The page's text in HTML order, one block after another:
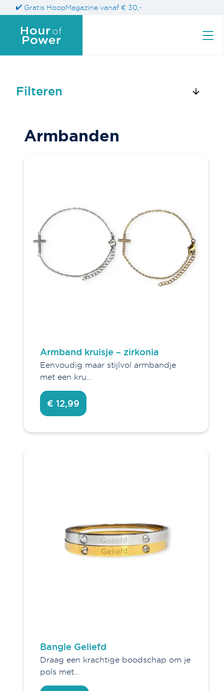
Gratis HoopMagazine vanaf € 30,-
Filteren
Armbanden
Verfijn je keuze
Agenda's en kalenders
Boeken
Decoratie
Kaarten
Armbanden
Armband kruisje – zirkonia
Eenvoudig maar stijlvol armbandje
met een kru…
€ 12,99
Bangle Geliefd
Draag een krachtige boodschap om je
pols met…